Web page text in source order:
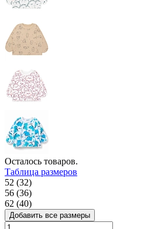
Осталось товаров.
Таблица размеров
52 (32)
56 (36)
62 (40)
Добавить все размеры